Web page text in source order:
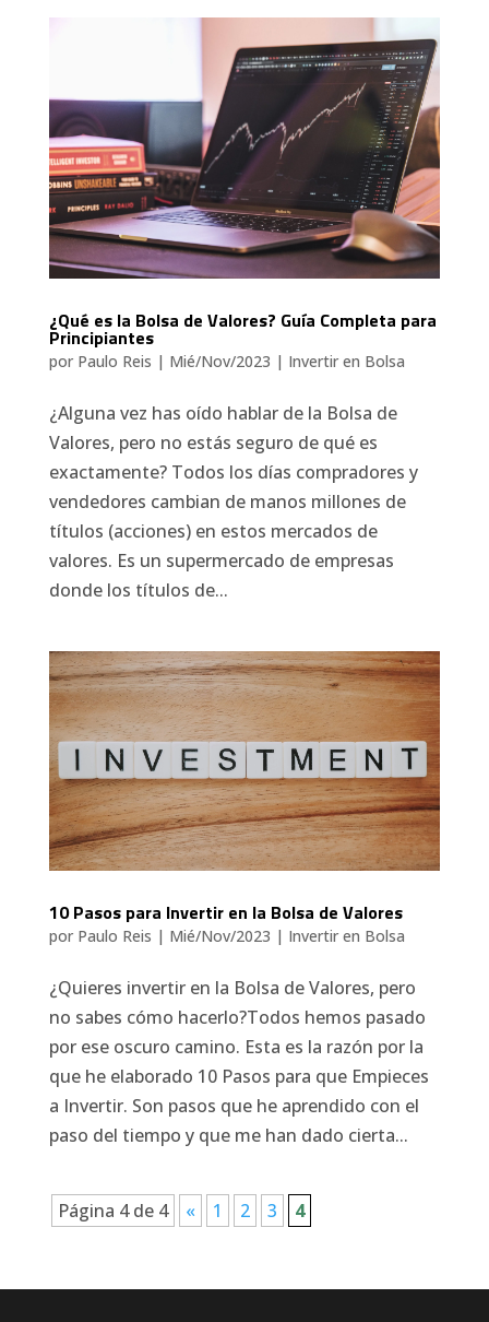
¿Qué es la Bolsa de Valores? Guía Completa para
Principiantes
por Paulo Reis | Mié/Nov/2023 | Invertir en Bolsa
¿Alguna vez has oído hablar de la Bolsa de
Valores, pero no estás seguro de qué es
exactamente? Todos los días compradores y
vendedores cambian de manos millones de
títulos (acciones) en estos mercados de
valores. Es un supermercado de empresas
donde los títulos de...
10 Pasos para Invertir en la Bolsa de Valores
por Paulo Reis | Mié/Nov/2023 | Invertir en Bolsa
¿Quieres invertir en la Bolsa de Valores, pero
no sabes cómo hacerlo?Todos hemos pasado
por ese oscuro camino. Esta es la razón por la
que he elaborado 10 Pasos para que Empieces
a Invertir. Son pasos que he aprendido con el
paso del tiempo y que me han dado cierta...
Página 4 de 4 « 1 2 3 4